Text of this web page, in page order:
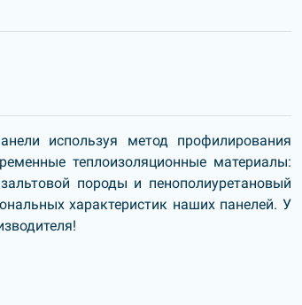
используя метод профилирования
теплоизоляционные материалы:
породы и пенополиуретановый
характеристик наших панелей. У